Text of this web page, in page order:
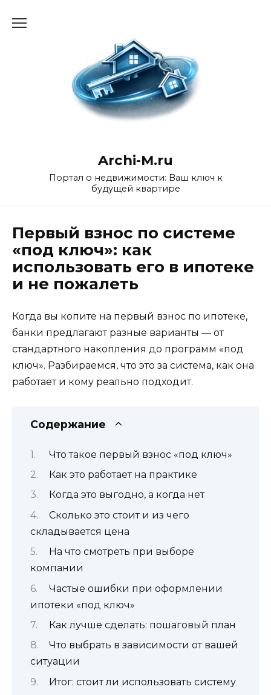
Archi-M.ru
Портал о недвижимости: Ваш ключ к
будущей квартире
Первый взнос по системе
«под ключ»: как
использовать его в ипотеке
и не пожалеть
Когда вы копите на первый взнос по ипотеке,
банки предлагают разные варианты — от
стандартного накопления до программ «под
ключ». Разбираемся, что это за система, как она
работает и кому реально подходит.
Содержание
Что такое первый взнос «под ключ»
Как это работает на практике
Когда это выгодно, а когда нет
Сколько это стоит и из чего
складывается цена
На что смотреть при выборе
компании
Частые ошибки при оформлении
ипотеки «под ключ»
Как лучше сделать: пошаговый план
Что выбрать в зависимости от вашей
ситуации
Итог: стоит ли использовать систему